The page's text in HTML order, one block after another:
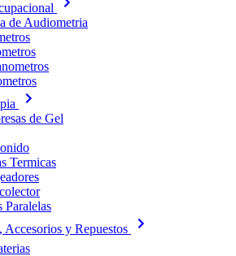
de Audiometria
de Gel
Termicas
Paralelas
Accesorios y Repuestos